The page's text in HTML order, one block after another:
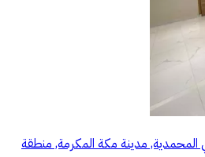
مدينة مكة المكرمة, منطقة